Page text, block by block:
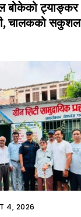
बोकेको ट्याङ्कर
चालकको सकुशल
4, 2026